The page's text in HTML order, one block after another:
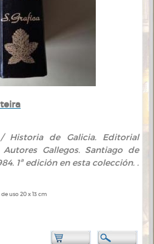
Historia de Galicia. Editorial
Gallegos. Santiago de
1ª edición en esta colección. .
uso 20 x 13 cm